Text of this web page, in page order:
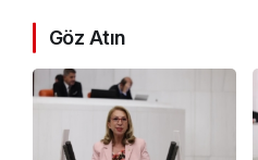
Göz Atın